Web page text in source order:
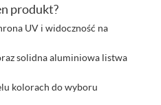
produkt?
UV i widoczność na
solidna aluminiowa listwa
kolorach do wyboru